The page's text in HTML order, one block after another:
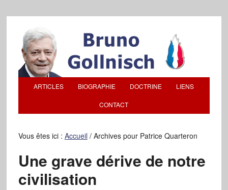
ARTICLES BIOGRAPHIE DOCTRINE LIENS
CONTACT
Vous êtes ici : Accueil /Archives pour Patrice Quarteron
Une grave dérive de notre
civilisation